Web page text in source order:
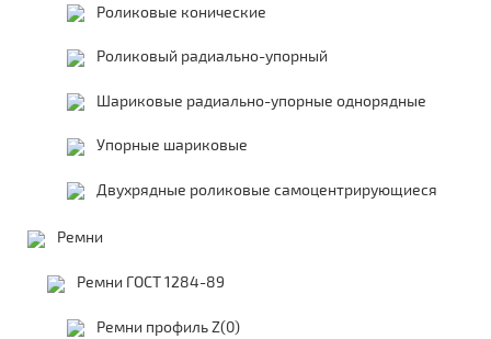
Роликовые конические
Роликовый радиально-упорный
Шариковые радиально-упорные однорядные
Упорные шариковые
Двухрядные роликовые самоцентрирующиеся
Ремни
Ремни ГОСТ 1284-89
Ремни профиль Z(0)